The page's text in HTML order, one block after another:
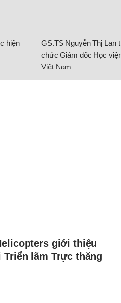
hiện
GS.TS Nguyễn Thị Lan
chức Giám đốc Học
Việt Nam
giới thiệu
lãm Trực thăng